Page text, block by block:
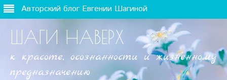
Авторский блог Евгении Шагиной
ШАГИ НАВЕРХ
к красоте, осознанности и жизненному
предназначению